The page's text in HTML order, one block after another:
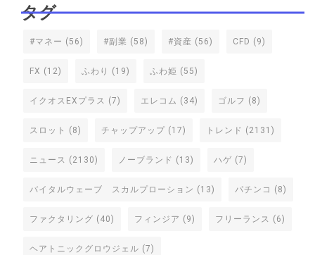
タグ
#マネー (56) #副業 (58) #資産 (56) CFD (9)
FX (12) ふわり (19) ふわ姫 (55)
イクオスEXプラス (7) エレコム (34) ゴルフ (8)
スロット (8) チャップアップ (17) トレンド (2131)
ニュース (2130) ノーブランド (13) ハゲ (7)
バイタルウェーブ スカルプローション (13) パチンコ (8)
ファクタリング (40) フィンジア (9) フリーランス (6)
ヘアトニックグロウジェル (7)